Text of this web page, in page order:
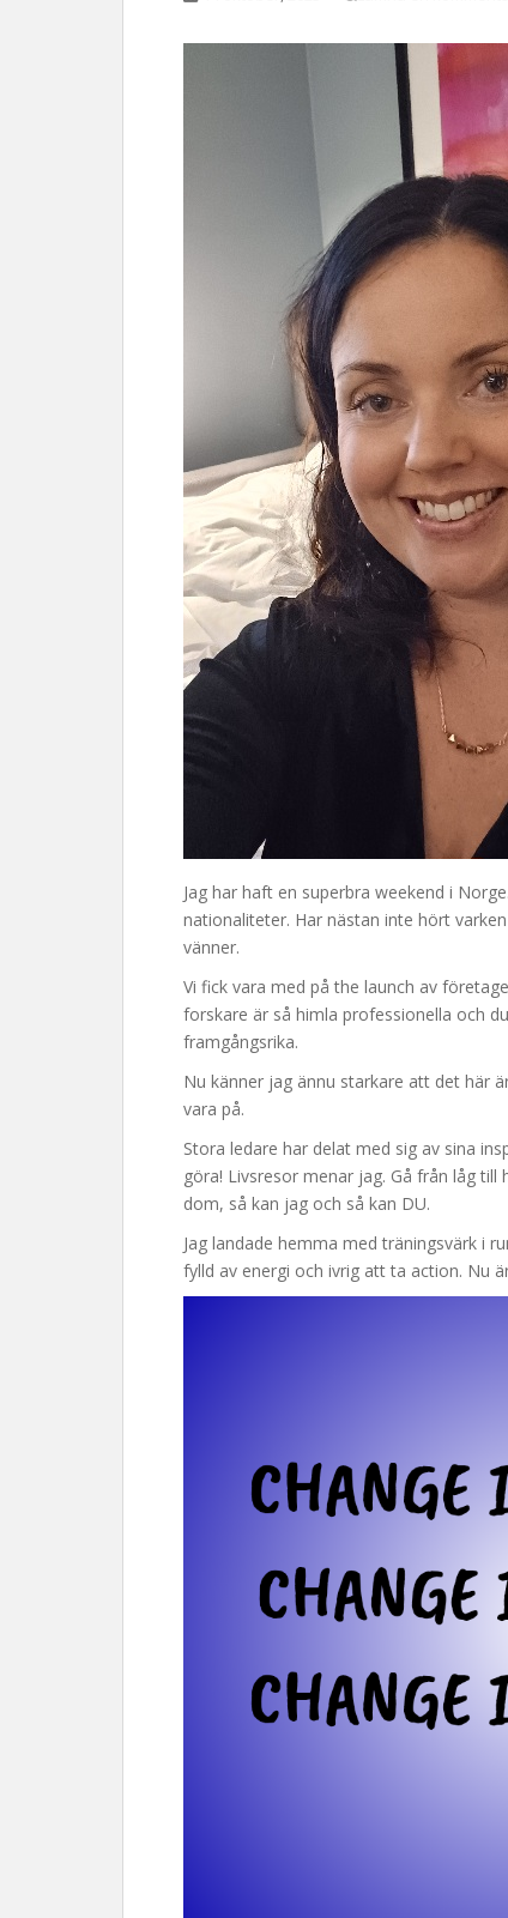
Jag har haft en superbra weekend i
nationaliteter. Har nästan inte hört
vänner.
Vi fick vara med på the launch av
forskare är så himla professionella och
framgångsrika.
Nu känner jag ännu starkare att det här
vara på.
Stora ledare har delat med sig av sina
göra! Livsresor menar jag. Gå från låg
dom, så kan jag och så kan DU.
Jag landade hemma med träningsvärk i
fylld av energi och ivrig att ta action. Nu